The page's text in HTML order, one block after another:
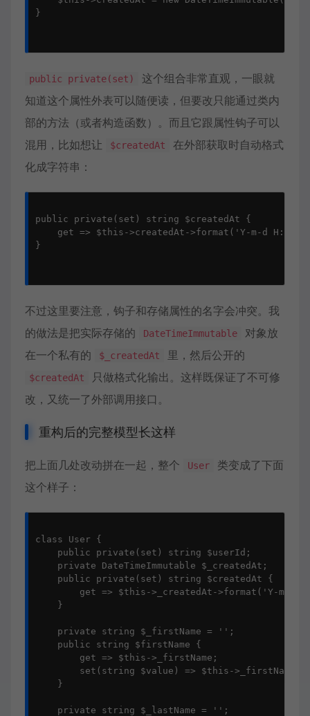
}
public private(set)
这个组合非常直观，一眼就
知道这个属性外表可以随便读，但要改只能通过类内
部的方法（或者构造函数）。而且它跟属性钩子可以
混用，比如想让
$createdAt
在外部获取时自动格式
化成字符串：
public private(set) string $createdAt {
get => $this->createdAt->format('Y-m-d
}
不过这里要注意，钩子和存储属性的名字会冲突。我
的做法是把实际存储的
DateTimeImmutable
对象放
在一个私有的
$_createdAt 里，然后公开的
$createdAt
只做格式化输出。这样既保证了不可修
改，又统一了外部调用接口。
重构后的完整模型长这样
把上面几处改动拼在一起，整个 User
类变成了下面
这个样子：
class User {
    public private(set) string $userId;
    private DateTimeImmutable $_createdAt;
    public private(set) string $createdAt {
get => $this->_createdAt->format('Y-m-d
    }
    private string $_firstName = '';
    public string $firstName {
        get => $this->_firstName;
set(string $value) => $this->_firstName =
    }
    private string $_lastName = '';